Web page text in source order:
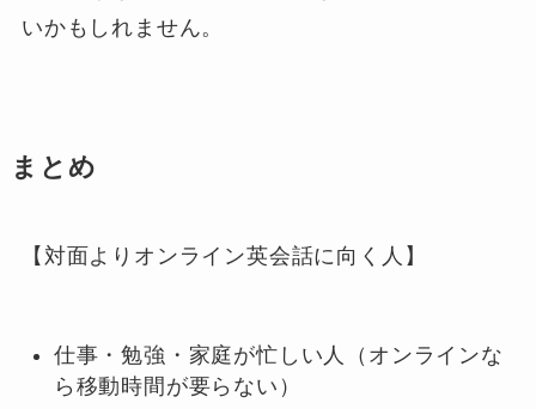
いかもしれません。
まとめ
【対面よりオンライン英会話に向く人】
仕事・勉強・家庭が忙しい人（オンラインな
ら移動時間が要らない）